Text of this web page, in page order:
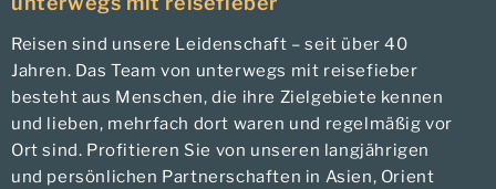
Reisen sind unsere Leidenschaft – seit über 40
Jahren. Das Team von unterwegs mit reisefieber
besteht aus Menschen, die ihre Zielgebiete kennen
und lieben, mehrfach dort waren und regelmäßig vor
Ort sind. Profitieren Sie von unseren langjährigen
und persönlichen Partnerschaften in Asien, Orient